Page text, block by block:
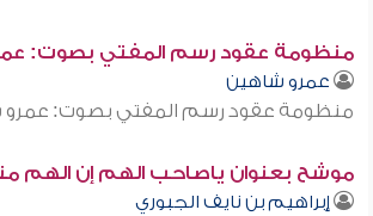
منظومة عقود رسم المفتي بصوت:
عمرو شاهين
منظومة عقود رسم المفتي بصوت: عمرو
موشح بعنوان ياصاحب الهم إن الهم
إبراهيم بن نايف الجبوري